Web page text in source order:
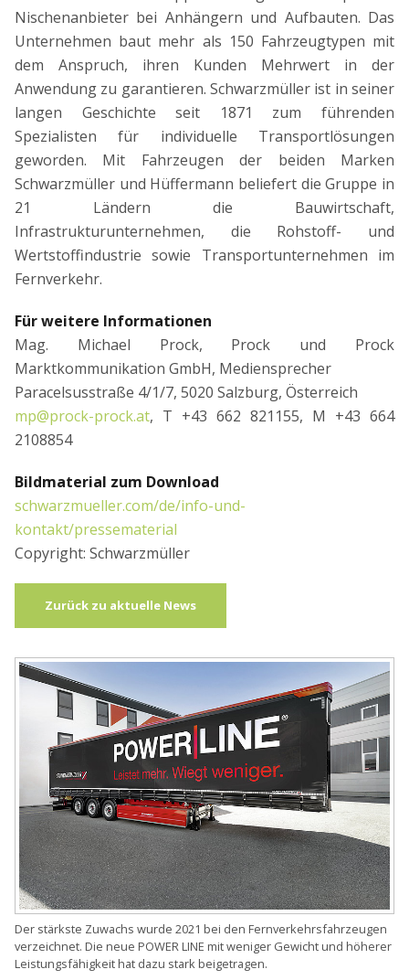
Nischenanbieter bei Anhängern und Aufbauten. Das
Unternehmen baut mehr als 150 Fahrzeugtypen mit
dem Anspruch, ihren Kunden Mehrwert in der
Anwendung zu garantieren. Schwarzmüller ist in seiner
langen Geschichte seit 1871 zum führenden
Spezialisten für individuelle Transportlösungen
geworden. Mit Fahrzeugen der beiden Marken
Schwarzmüller und Hüffermann beliefert die Gruppe in
21 Ländern die Bauwirtschaft,
Infrastrukturunternehmen, die Rohstoff- und
Wertstoffindustrie sowie Transportunternehmen im
Fernverkehr.
Für weitere Informationen
Mag. Michael Prock, Prock und Prock
Marktkommunikation GmbH, Mediensprecher
Paracelsusstraße 4/1/7, 5020 Salzburg, Österreich
mp@prock-prock.at, T +43 662 821155, M +43 664
2108854
Bildmaterial zum Download
schwarzmueller.com/de/info-und-
kontakt/pressematerial
Copyright: Schwarzmüller
Zurück zu aktuelle News
Der stärkste Zuwachs wurde 2021 bei den Fernverkehrsfahrzeugen
verzeichnet. Die neue POWER LINE mit weniger Gewicht und höherer
Leistungsfähigkeit hat dazu stark beigetragen.